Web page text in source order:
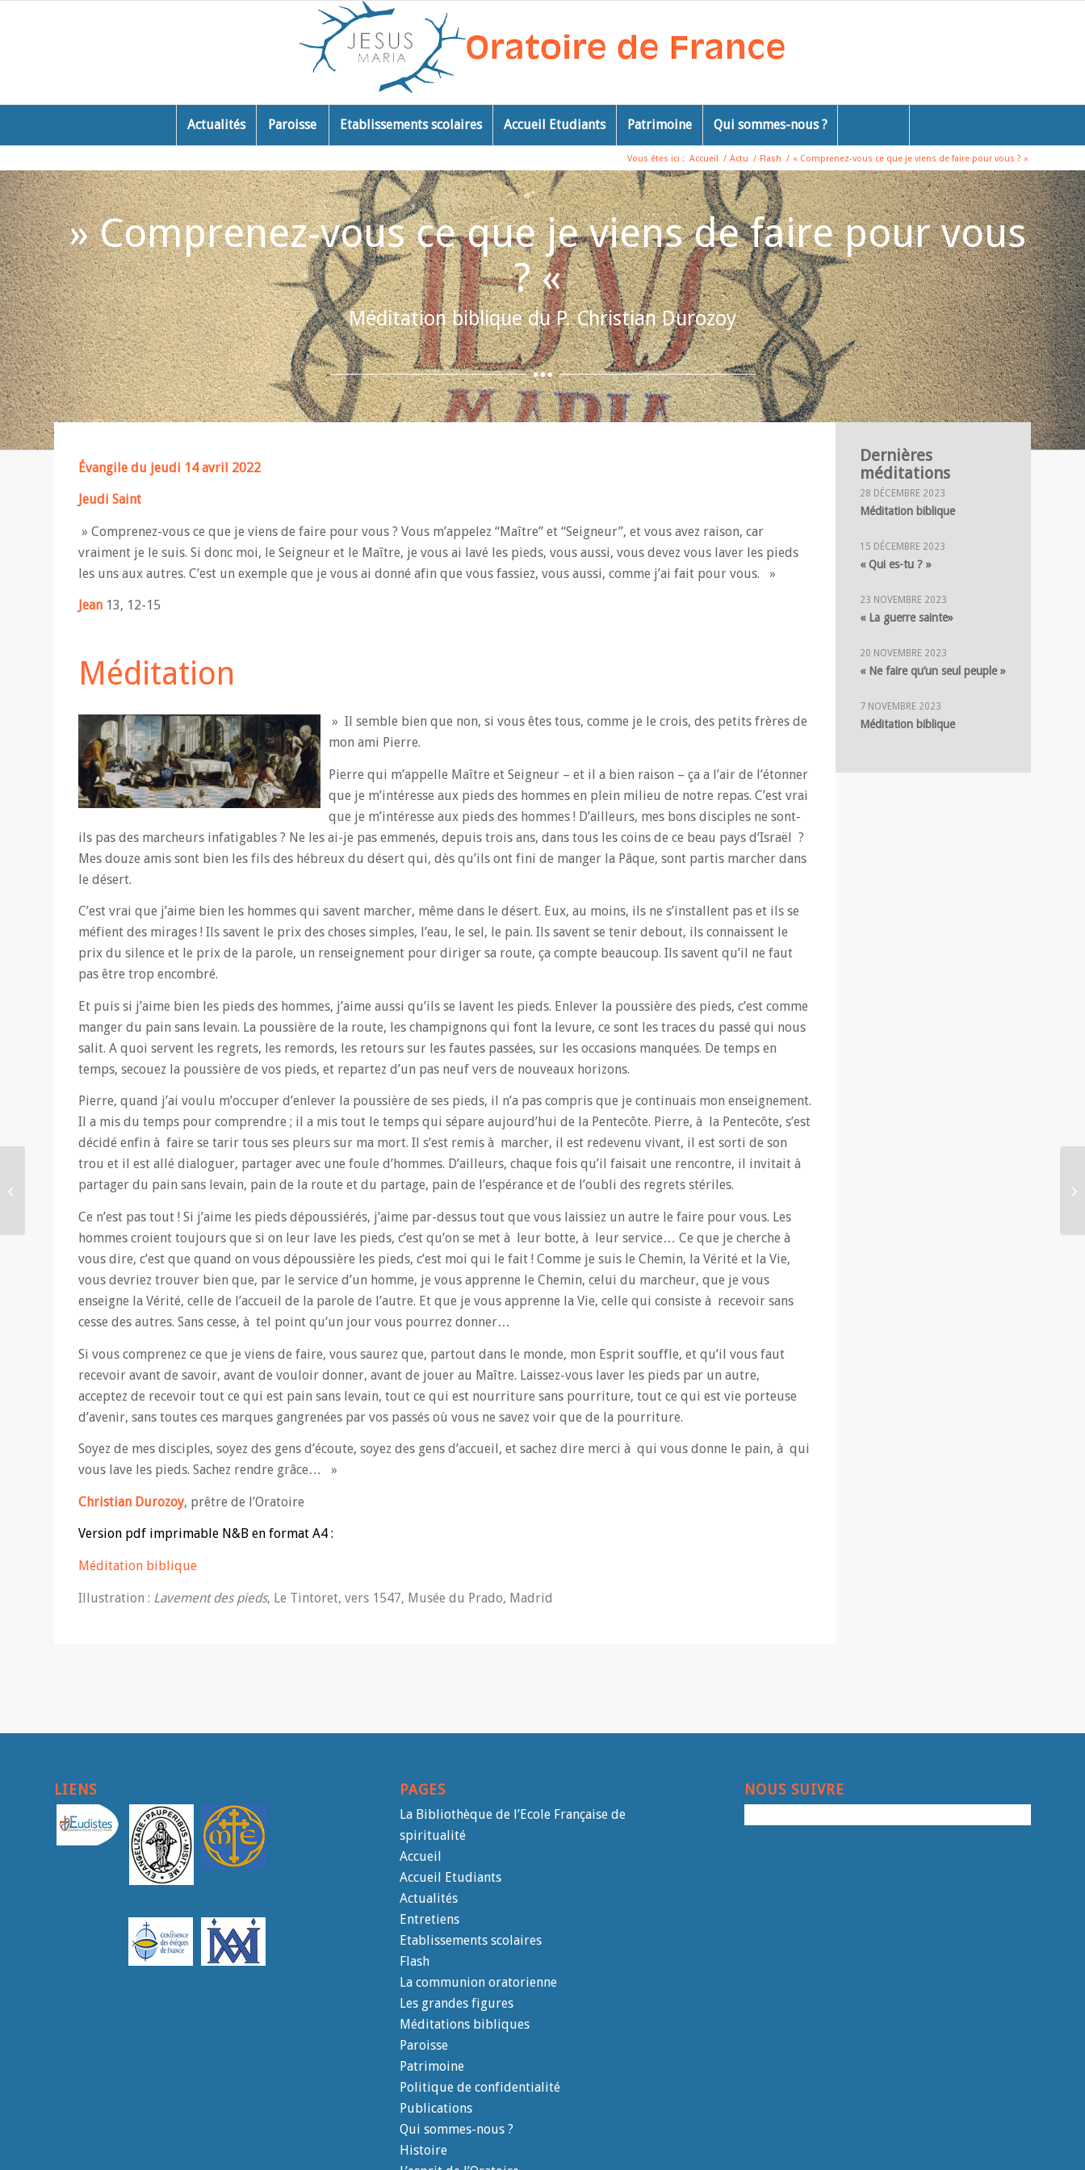
Actualités Paroisse Etablissements scolaires Accueil Etudiants Patrimoine Qui sommes-nous ?
Vous êtes ici : Accueil / Actu / Flash / « Comprenez-vous ce que je viens de faire pour vous ? »
» Comprenez-vous ce que je viens de faire pour vous
? «
Méditation biblique du P. Christian Durozoy
Évangile du jeudi 14 avril 2022
Jeudi Saint
» Comprenez-vous ce que je viens de faire pour vous ? Vous m’appelez “Maître” et “Seigneur”, et vous avez raison, car
vraiment je le suis. Si donc moi, le Seigneur et le Maître, je vous ai lavé les pieds, vous aussi, vous devez vous laver les pieds
les uns aux autres. C’est un exemple que je vous ai donné afin que vous fassiez, vous aussi, comme j’ai fait pour vous. »
Jean 13, 12-15
Méditation
» Il semble bien que non, si vous êtes tous, comme je le crois, des petits frères de
mon ami Pierre.
Pierre qui m’appelle Maître et Seigneur – et il a bien raison – ça a l’air de l’étonner
que je m’intéresse aux pieds des hommes en plein milieu de notre repas. C’est vrai
que je m’intéresse aux pieds des hommes ! D’ailleurs, mes bons disciples ne sont-
ils pas des marcheurs infatigables ? Ne les ai-je pas emmenés, depuis trois ans, dans tous les coins de ce beau pays d’Israël ?
Mes douze amis sont bien les fils des hébreux du désert qui, dès qu’ils ont fini de manger la Pâque, sont partis marcher dans
le désert.
C’est vrai que j’aime bien les hommes qui savent marcher, même dans le désert. Eux, au moins, ils ne s’installent pas et ils se
méfient des mirages ! Ils savent le prix des choses simples, l’eau, le sel, le pain. Ils savent se tenir debout, ils connaissent le
prix du silence et le prix de la parole, un renseignement pour diriger sa route, ça compte beaucoup. Ils savent qu’il ne faut
pas être trop encombré.
Et puis si j’aime bien les pieds des hommes, j’aime aussi qu’ils se lavent les pieds. Enlever la poussière des pieds, c’est comme
manger du pain sans levain. La poussière de la route, les champignons qui font la levure, ce sont les traces du passé qui nous
salit. A quoi servent les regrets, les remords, les retours sur les fautes passées, sur les occasions manquées. De temps en
temps, secouez la poussière de vos pieds, et repartez d’un pas neuf vers de nouveaux horizons.
Pierre, quand j’ai voulu m’occuper d’enlever la poussière de ses pieds, il n’a pas compris que je continuais mon enseignement.
Il a mis du temps pour comprendre ; il a mis tout le temps qui sépare aujourd’hui de la Pentecôte. Pierre, à la Pentecôte, s’est
décidé enfin à faire se tarir tous ses pleurs sur ma mort. Il s’est remis à marcher, il est redevenu vivant, il est sorti de son
trou et il est allé dialoguer, partager avec une foule d’hommes. D’ailleurs, chaque fois qu’il faisait une rencontre, il invitait à
partager du pain sans levain, pain de la route et du partage, pain de l’espérance et de l’oubli des regrets stériles.
Ce n’est pas tout ! Si j’aime les pieds dépoussiérés, j’aime par-dessus tout que vous laissiez un autre le faire pour vous. Les
hommes croient toujours que si on leur lave les pieds, c’est qu’on se met à leur botte, à leur service… Ce que je cherche à
vous dire, c’est que quand on vous dépoussière les pieds, c’est moi qui le fait ! Comme je suis le Chemin, la Vérité et la Vie,
vous devriez trouver bien que, par le service d’un homme, je vous apprenne le Chemin, celui du marcheur, que je vous
enseigne la Vérité, celle de l’accueil de la parole de l’autre. Et que je vous apprenne la Vie, celle qui consiste à recevoir sans
cesse des autres. Sans cesse, à tel point qu’un jour vous pourrez donner…
Si vous comprenez ce que je viens de faire, vous saurez que, partout dans le monde, mon Esprit souffle, et qu’il vous faut
recevoir avant de savoir, avant de vouloir donner, avant de jouer au Maître. Laissez-vous laver les pieds par un autre,
acceptez de recevoir tout ce qui est pain sans levain, tout ce qui est nourriture sans pourriture, tout ce qui est vie porteuse
d’avenir, sans toutes ces marques gangrenées par vos passés où vous ne savez voir que de la pourriture.
Soyez de mes disciples, soyez des gens d’écoute, soyez des gens d’accueil, et sachez dire merci à qui vous donne le pain, à qui
vous lave les pieds. Sachez rendre grâce… »
Christian Durozoy, prêtre de l’Oratoire
Version pdf imprimable N&B en format A4 :
Méditation biblique
Illustration : Lavement des pieds, Le Tintoret, vers 1547, Musée du Prado, Madrid
Dernières
méditations
28 DÉCEMBRE 2023
Méditation biblique
15 DÉCEMBRE 2023
« Qui es-tu ? »
23 NOVEMBRE 2023
« La guerre sainte»
20 NOVEMBRE 2023
« Ne faire qu’un seul peuple »
7 NOVEMBRE 2023
Méditation biblique
LIENS PAGES
La Bibliothèque de l’Ecole Française de
spiritualité
Accueil
Accueil Etudiants
Actualités
Entretiens
Etablissements scolaires
Flash
La communion oratorienne
Les grandes figures
Méditations bibliques
Paroisse
Patrimoine
Politique de confidentialité
Publications
Qui sommes-nous ?
Histoire
NOUS SUIVRE
« CaÃƒ ¯phe n’est pas